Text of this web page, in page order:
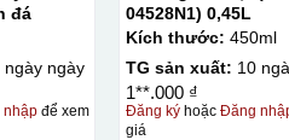
đá
ngày ngày
để xem
04528N1) 0,45L
Kích thước: 450ml
TG sản xuất: 10
1**.000 ₫
Đăng ký hoặcĐăng
giá